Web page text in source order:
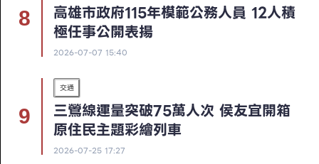
高雄市政府115年模範公務人員 12人積
極任事公開表揚
2026-07-07 15:40
交通
三鶯線運量突破75萬人次 侯友宜開箱
原住民主題彩繪列車
2026-07-25 17:27